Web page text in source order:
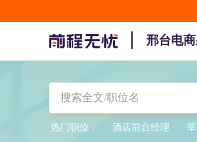
邢台电
热门职位： 酒店前台经理